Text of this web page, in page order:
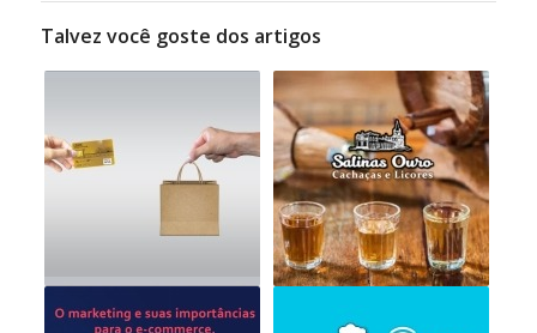
Talvez você goste dos artigos